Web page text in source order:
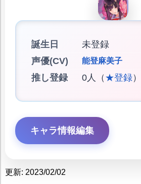
誕生日
未登録
声優(CV)
能登麻美子
推し登録 0人（ ★登録）
キャラ情報編集
更新: 2023/02/02